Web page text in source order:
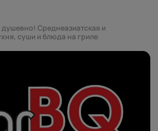
Среднеазиатская и
суши и блюда на гриле